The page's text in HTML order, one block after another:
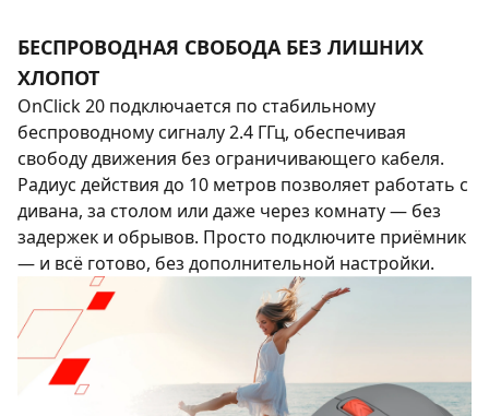
БЕСПРОВОДНАЯ СВОБОДА БЕЗ ЛИШНИХ
ХЛОПОТ
OnClick 20 подключается по стабильному
беспроводному сигналу 2.4 ГГц, обеспечивая
свободу движения без ограничивающего кабеля.
Радиус действия до 10 метров позволяет работать с
дивана, за столом или даже через комнату — без
задержек и обрывов. Просто подключите приёмник
— и всё готово, без дополнительной настройки.